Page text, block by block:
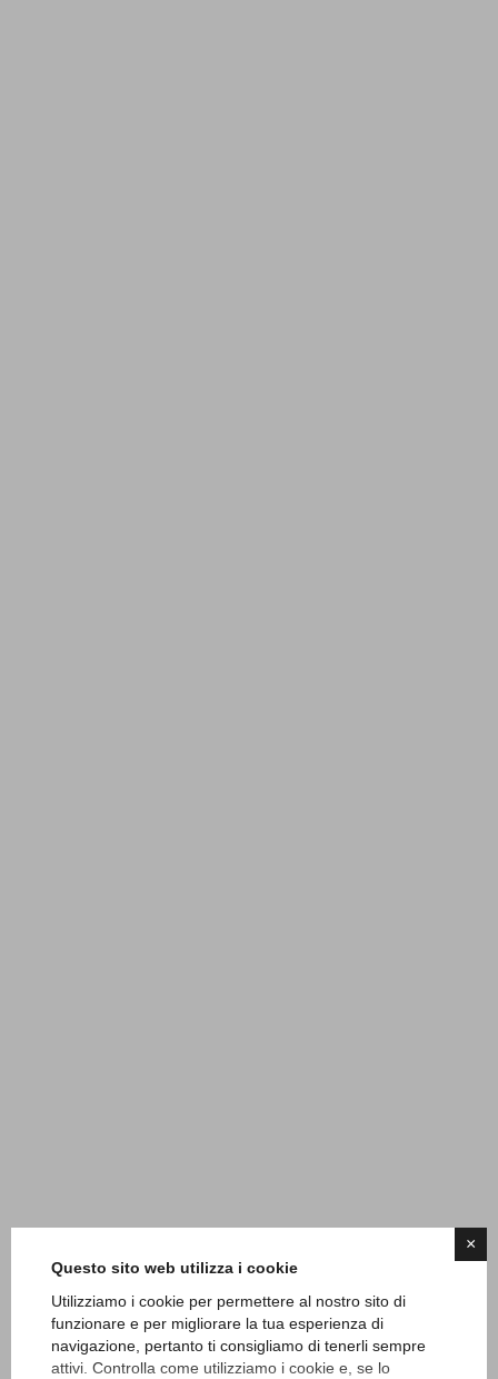
×
Questo sito web utilizza i cookie
Utilizziamo i cookie per permettere al nostro sito di
funzionare e per migliorare la tua esperienza di
navigazione, pertanto ti consigliamo di tenerli sempre
attivi. Controlla come utilizziamo i cookie e, se lo